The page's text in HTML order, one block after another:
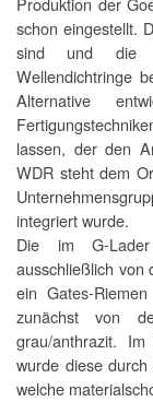
schon eingestellt.
sind und die
Wellendichtringe
Alternative
lassen, der den
WDR steht dem
integriert wurde.
Die im G-Lader
ausschließlich von
ein Gates-
zunächst von
grau/anthrazit.
wurde diese
welche